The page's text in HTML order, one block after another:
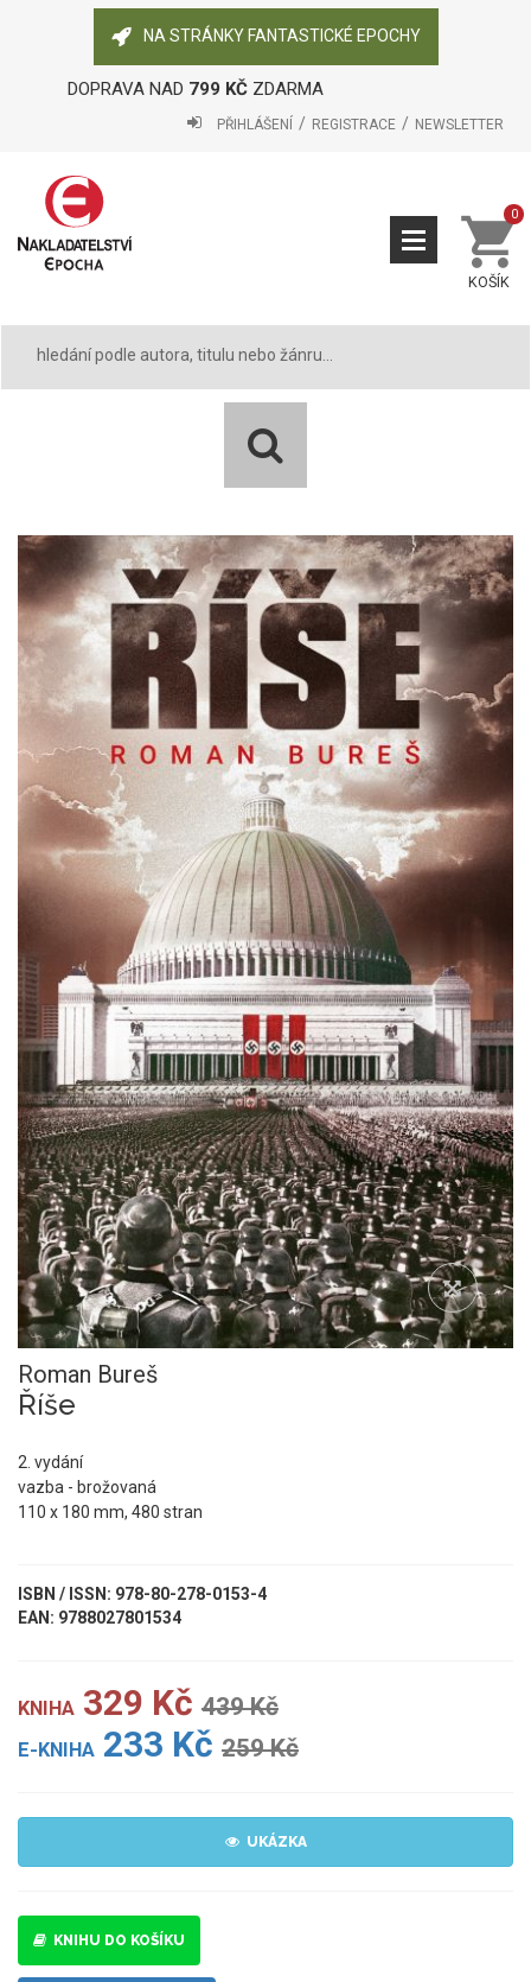
NA STRÁNKY FANTASTICKÉ EPOCHY
DOPRAVA NAD 799 KČZDARMA
PŘIHLÁŠENÍ REGISTRACE NEWSLETTER
KOŠÍK
0
Roman Bureš
Říše
2. vydání
vazba - brožovaná
110 x 180 mm, 480 stran
ISBN / ISSN: 978-80-278-0153-4
EAN: 9788027801534
KNIHA 329 Kč 439 Kč
E-KNIHA 233 Kč 259 Kč
UKÁZKA
KNIHU DO KOŠÍKU